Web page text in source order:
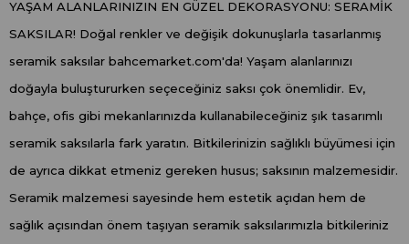
YAŞAM ALANLARINIZIN EN GÜZEL DEKORASYONU: SERAMİK
SAKSILAR! Doğal renkler ve değişik dokunuşlarla tasarlanmış
seramik saksılar bahcemarket.com'da! Yaşam alanlarınızı
doğayla buluştururken seçeceğiniz saksı çok önemlidir. Ev,
bahçe, ofis gibi mekanlarınızda kullanabileceğiniz şık tasarımlı
seramik saksılarla fark yaratın. Bitkilerinizin sağlıklı büyümesi için
de ayrıca dikkat etmeniz gereken husus; saksının malzemesidir.
Seramik malzemesi sayesinde hem estetik açıdan hem de
sağlık açısından önem taşıyan seramik saksılarımızla bitkileriniz